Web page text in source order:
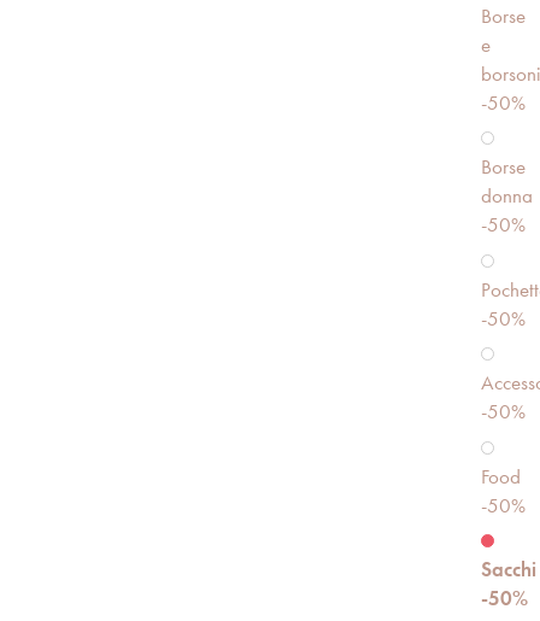
Borse
e
borsoni
-50%
Borse
donna
-50%
-50%
-50%
Food
-50%
Sacchi
-50%